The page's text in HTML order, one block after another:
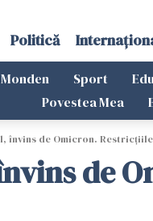
Politică
Monden Sport
Povestea Mea
învins de Omicron.
de